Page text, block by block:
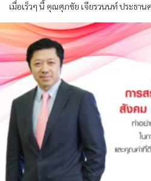
เมื่อเร็วๆ นี้ คุณศุภชัย เจียรวนนท์ ประธา